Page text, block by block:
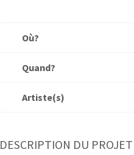
Où?
Quand?
Artiste(s)
DESCRIPTION DU PROJET